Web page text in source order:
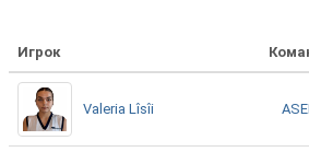
Игрок
Valeria Lîsîi